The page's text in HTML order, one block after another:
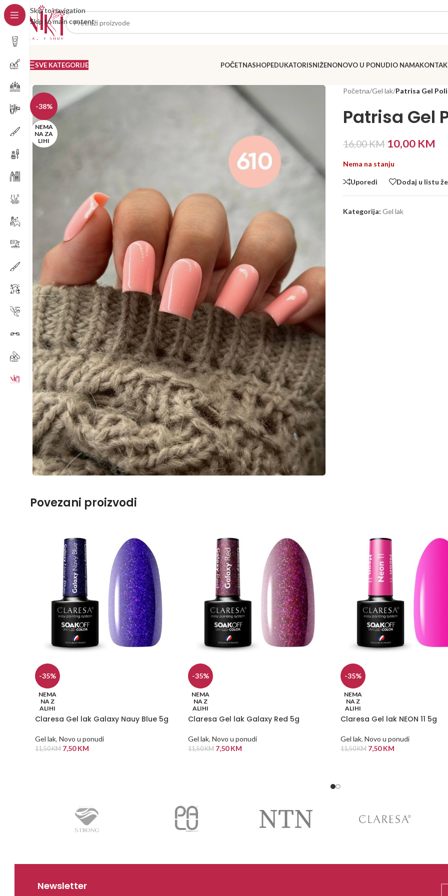
Skip to navigation
Skip to main content
SVE KATEGORIJE POČETNASHOPEDUKATORISNIŽENONOVO U PONUDIO NAMA
-38%
NEMA
NA ZA
LIHI
Početna/Gel lak/Patrisa Gel
Patrisa Gel
16,00KM 10,00 KM
Nema na stanju
Uporedi Dodaj u listu
Kategorija: Gel lak
Povezani proizvodi
-35%
NEMA
NA Z
ALIHI
Claresa Gel lak Galaxy Nauy Blue 5g
Gel lak, Novo u ponudi
11,50KM 7,50KM
-35%
NEMA
NA Z
ALIHI
Claresa Gel lak Galaxy Red 5g
Gel lak, Novo u ponudi
11,50KM 7,50KM
-35%
NEMA
NA Z
ALIHI
Claresa Gel lak NEON 11 5g
Gel lak, Novo u ponudi
11,50KM 7,50KM
Newsletter